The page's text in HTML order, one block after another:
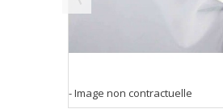
- Image non contractuelle